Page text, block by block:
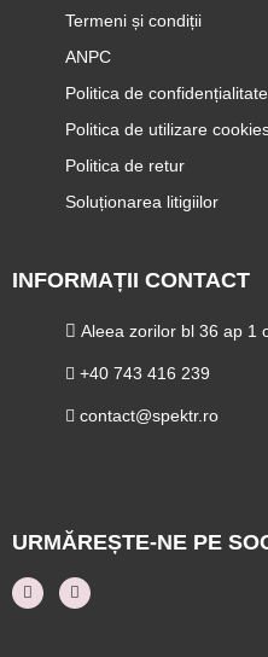
Termeni și condiții
ANPC
Politica de confidențialitate
Politica de utilizare
Politica de retur
Soluționarea litigiilor
INFORMAȚII CONTACT
Aleea zorilor bl 36 ap 1
+40 743 416 239
contact@spektr.ro
URMĂREȘTE-NE PE